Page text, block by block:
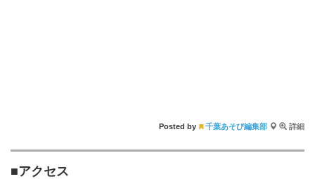
Posted by 千葉あそび編集部 詳細
■アクセス